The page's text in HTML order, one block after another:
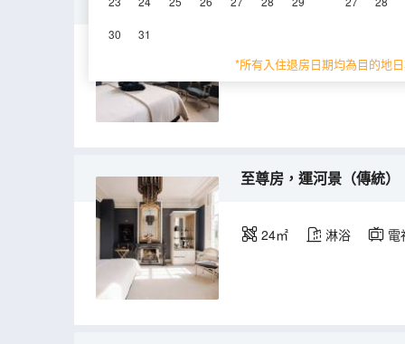
30 31
*所有入住退房日期均為目的地
18㎡
至尊房，運河景（傳統）
24㎡ 淋浴 電